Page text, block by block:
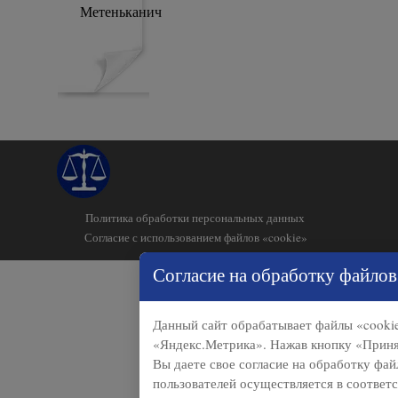
Согласие на обработку
Данный сайт обрабатывает файлы
«Яндекс.Метрика». Нажав кнопку
Вы даете свое согласие на обработку
пользователей осуществляется в
Метеньканич
Политика обработки персональных данных
Согласие с использованием файлов «cookie»
Назад к содержимому